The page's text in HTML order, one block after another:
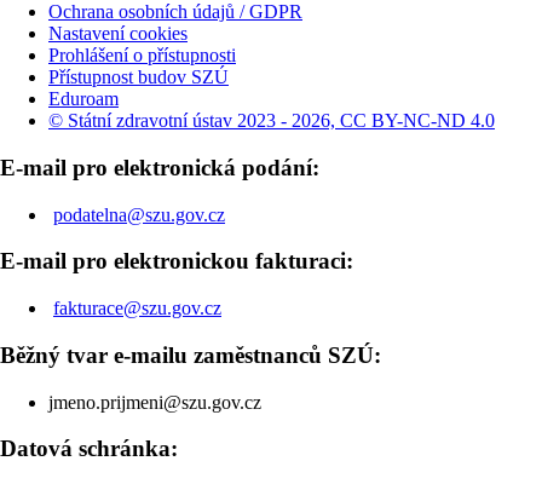
Ochrana osobních údajů / GDPR
Nastavení cookies
Prohlášení o přístupnosti
Přístupnost budov SZÚ
Eduroam
© Státní zdravotní ústav 2023 - 2026, CC BY-NC-ND 4.0
E-mail pro elektronická podání:
podatelna@szu.gov.cz
E-mail pro elektronickou fakturaci:
fakturace@szu.gov.cz
Běžný tvar e-mailu zaměstnanců SZÚ:
jmeno.prijmeni@szu.gov.cz
Datová schránka: